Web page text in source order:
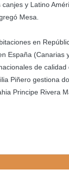
y Latino
Mesa.
en
España (Canarias
de calidad
Piñero gestiona
Principe Rivera